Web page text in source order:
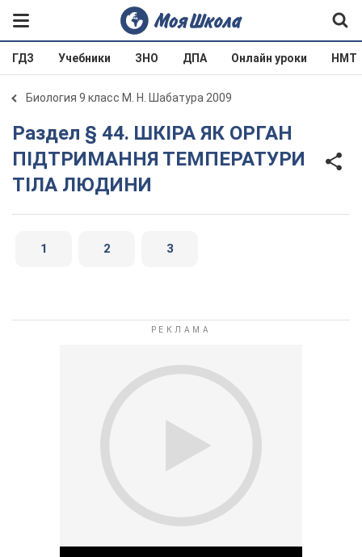
ГДЗ Учебники ЗНО ДПА Онлайн уроки НМТ
Биология 9 класс М. Н. Шабатура 2009
Раздел § 44. ШКІРА ЯК ОРГАН
ПІДТРИМАННЯ ТЕМПЕРАТУРИ
ТІЛА ЛЮДИНИ
1 2 3